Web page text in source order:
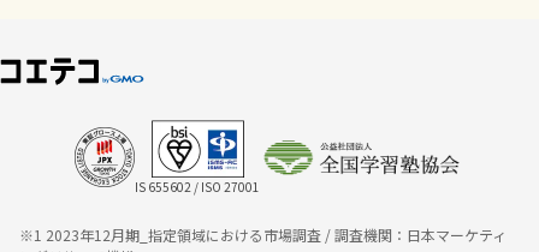
IS 655602 / ISO 27001
※1 2023年12月期_指定領域における市場調査 / 調査機関：日本マーケティ